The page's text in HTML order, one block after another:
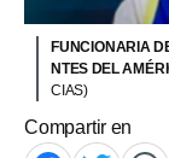
FUNCIONARIA
NTES DEL
CIAS)
Compartir en